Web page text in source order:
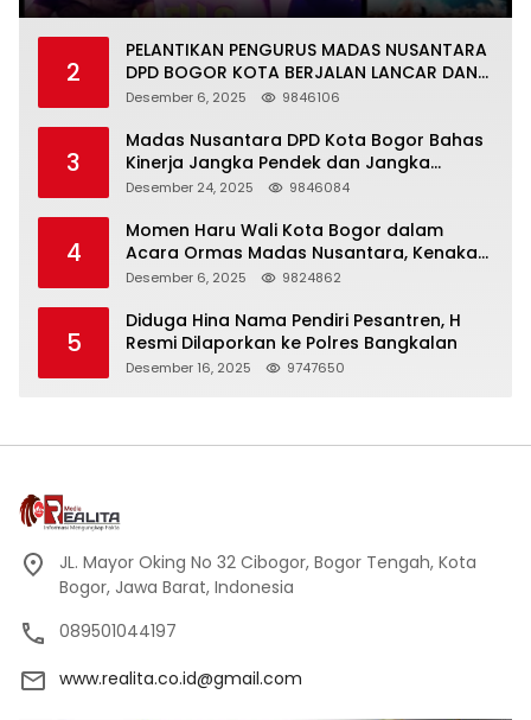
2
PELANTIKAN PENGURUS MADAS NUSANTARA
DPD BOGOR KOTA BERJALAN LANCAR DAN
KHIDMAT
Desember 6, 2025 9846106
3
Madas Nusantara DPD Kota Bogor Bahas
Kinerja Jangka Pendek dan Jangka
Panjang
Desember 24, 2025 9846084
4
Momen Haru Wali Kota Bogor dalam
Acara Ormas Madas Nusantara, Kenakan
Peci Hitam Tinggi sebagai Simbol
Desember 6, 2025 9824862
5
Diduga Hina Nama Pendiri Pesantren, H
Resmi Dilaporkan ke Polres Bangkalan
Desember 16, 2025 9747650
JL. Mayor Oking No 32 Cibogor, Bogor Tengah, Kota
Bogor, Jawa Barat, Indonesia
089501044197
www.realita.co.id@gmail.com